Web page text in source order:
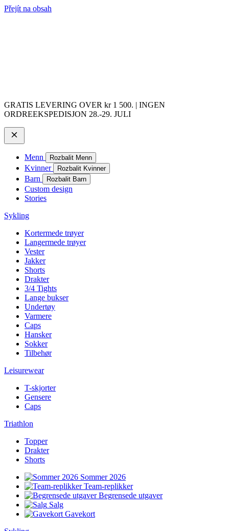
Přejít na obsah
GRATIS LEVERING OVER kr 1 500. | INGEN
ORDREEKSPEDISJON 28.-29. JULI
Menn Rozbalit Menn
Kvinner Rozbalit Kvinner
Barn Rozbalit Barn
Custom design
Stories
Sykling
Kortermede trøyer
Langermede trøyer
Vester
Jakker
Shorts
Drakter
3/4 Tights
Lange bukser
Undertøy
Varmere
Caps
Hansker
Sokker
Tilbehør
Leisurewear
T-skjorter
Gensere
Caps
Triathlon
Topper
Drakter
Shorts
Sommer 2026
Team-replikker
Begrensede utgaver
Salg
Gavekort